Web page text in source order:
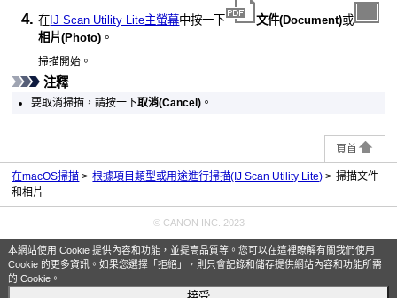
本網站使用 Cookie 提供內容和功能，並提高品質等。您可以在這裡瞭解有關我們使用
Cookie 的更多資訊。如果您選擇「拒絕」，則只會記錄和儲存提供網站內容和功能所需
的 Cookie。
在 IJ Scan Utility Lite主螢幕中按一下 文件(Document)或
相片(Photo) 。
掃描開始。
注釋
要取消掃描，請按一下取消(Cancel) 。
頁首
在macOS掃描 根據項目類型或用途進行掃描(IJ Scan Utility Lite)
掃描文件
和相片
© CANON INC. 2023